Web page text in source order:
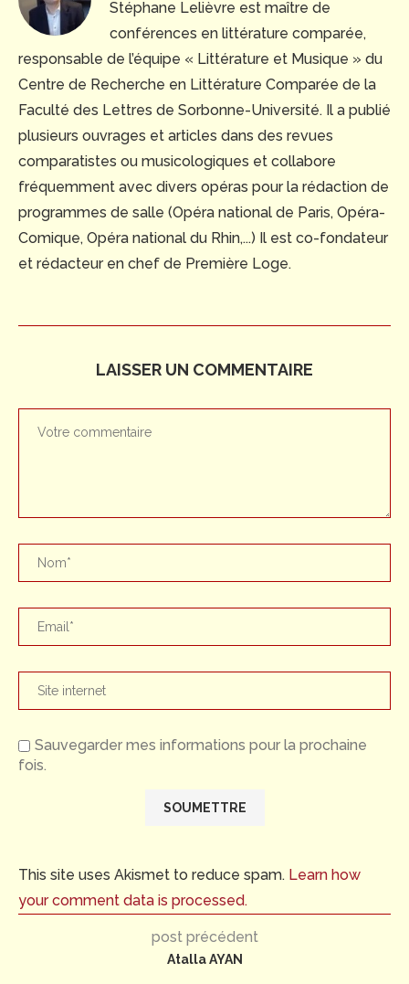
Stéphane Lelièvre est maître de
conférences en littérature comparée,
responsable de l’équipe « Littérature et Musique » du
Centre de Recherche en Littérature Comparée de la
Faculté des Lettres de Sorbonne-Université. Il a publié
plusieurs ouvrages et articles dans des revues
comparatistes ou musicologiques et collabore
fréquemment avec divers opéras pour la rédaction de
programmes de salle (Opéra national de Paris, Opéra-
Comique, Opéra national du Rhin,...) Il est co-fondateur
et rédacteur en chef de Première Loge.
LAISSER UN COMMENTAIRE
Sauvegarder mes informations pour la prochaine
fois.
This site uses Akismet to reduce spam. Learn how
your comment data is processed.
post précédent
Atalla AYAN